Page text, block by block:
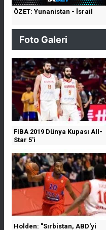
ÖZET: Yunanistan - İsrail
Foto Galeri
FIBA 2019 Dünya Kupası All-
Star 5'i
Holden: "Sırbistan, ABD'yi